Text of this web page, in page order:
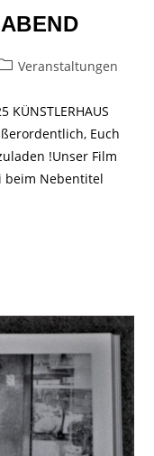
Veranstaltungen
KÜNSTLERHAUS
Euch
!Unser Film
beim Nebentitel